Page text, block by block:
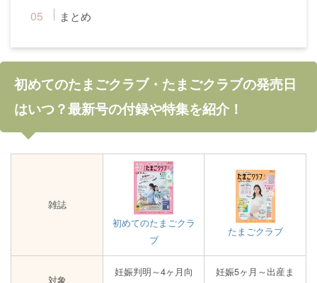
まとめ
初めてのたまごクラブ・たまごクラブの発売日
はいつ？最新号の付録や特集を紹介！
雑誌
初めてのたまごクラ
ブ
たまごクラブ
対象
妊娠判明～4ヶ月向
妊娠5ヶ月～出産ま